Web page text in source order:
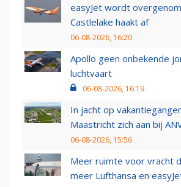
easyJet wordt
Castlelake haakt af
06-08-2026, 16:20
Apollo geen onbekende
luchtvaart
06-08-2026, 16:19
In jacht op
Maastricht zich aan bij
06-08-2026, 15:56
Meer ruimte voor vracht
meer Lufthansa en